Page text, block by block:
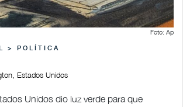
Foto: Ap
> POLÍTICA
Estados Unidos
Unidos dio luz verde para que